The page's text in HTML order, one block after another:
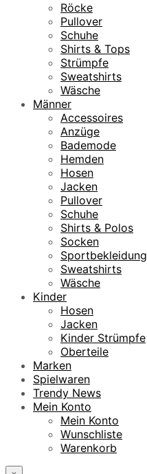
Röcke
Pullover
Schuhe
Shirts & Tops
Strümpfe
Sweatshirts
Wäsche
Männer
Accessoires
Anzüge
Bademode
Hemden
Hosen
Jacken
Pullover
Schuhe
Shirts & Polos
Socken
Sportbekleidung
Sweatshirts
Wäsche
Kinder
Hosen
Jacken
Kinder Strümpfe
Oberteile
Marken
Spielwaren
Trendy News
Mein Konto
Mein Konto
Wunschliste
Warenkorb